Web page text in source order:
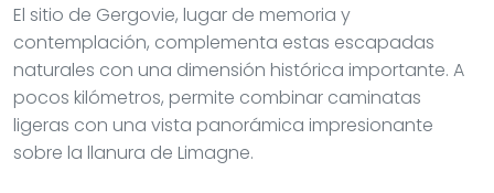
El sitio de Gergovie, lugar de memoria y
contemplación, complementa estas escapadas
naturales con una dimensión histórica importante. A
pocos kilómetros, permite combinar caminatas
ligeras con una vista panorámica impresionante
sobre la llanura de Limagne.